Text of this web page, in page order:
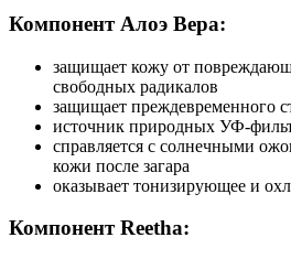
Компонент Алоэ Вера:
защищает кожу от
свободных радикалов
защищает преждевременного
источник природных УФ-
справляется с солнечными
кожи после загара
оказывает тонизирующее и
Компонент Reetha: